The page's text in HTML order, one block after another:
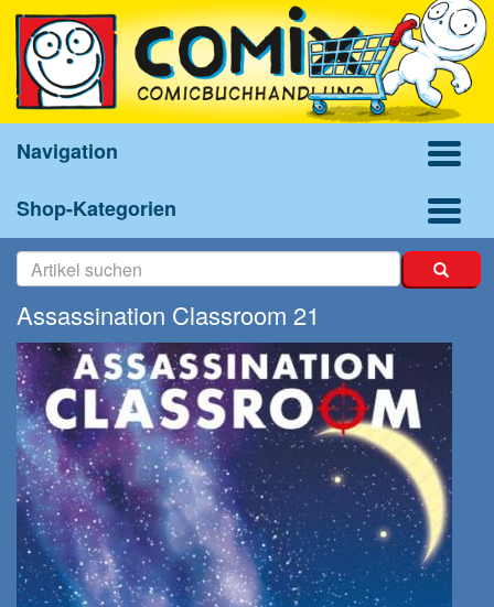
Navigation
Shop-Kategorien
Assassination Classroom 21